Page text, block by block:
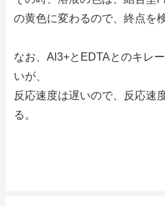
の黄色に変わるので、終点を
なお、Al3+とEDTAとのキレ
いが、
反応速度は遅いので、反応速
る。